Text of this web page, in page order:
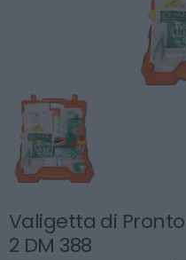
Valigetta di Pronto
2 DM 388